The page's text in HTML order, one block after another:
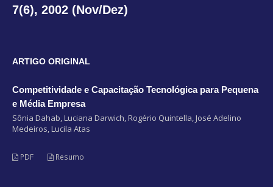
7(6), 2002 (Nov/Dez)
ARTIGO ORIGINAL
Competitividade e Capacitação Tecnológica para Pequena
e Média Empresa
Sônia Dahab, Luciana Darwich, Rogério Quintella, José Adelino
Medeiros, Lucila Atas
PDF Resumo